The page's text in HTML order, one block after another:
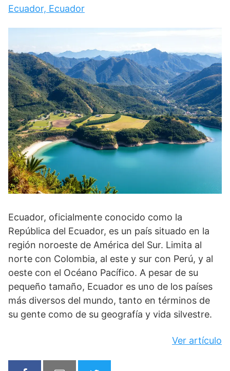
Ecuador, Ecuador
Ecuador, oficialmente conocido como la
República del Ecuador, es un país situado en la
región noroeste de América del Sur. Limita al
norte con Colombia, al este y sur con Perú, y al
oeste con el Océano Pacífico. A pesar de su
pequeño tamaño, Ecuador es uno de los países
más diversos del mundo, tanto en términos de
su gente como de su geografía y vida silvestre.
Ver artículo